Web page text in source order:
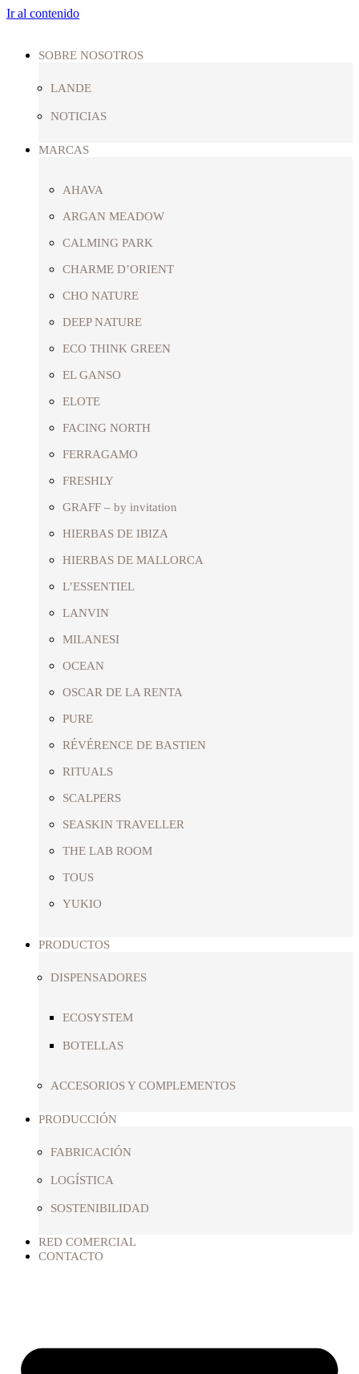
Ir al contenido
SOBRE NOSOTROS
LANDE
NOTICIAS
MARCAS
AHAVA
ARGAN MEADOW
CALMING PARK
CHARME D’ORIENT
CHO NATURE
DEEP NATURE
ECO THINK GREEN
EL GANSO
ELOTE
FACING NORTH
FERRAGAMO
FRESHLY
GRAFF – by invitation
HIERBAS DE IBIZA
HIERBAS DE MALLORCA
L’ESSENTIEL
LANVIN
MILANESI
OCEAN
OSCAR DE LA RENTA
PURE
RÉVÉRENCE DE BASTIEN
RITUALS
SCALPERS
SEASKIN TRAVELLER
THE LAB ROOM
TOUS
YUKIO
PRODUCTOS
DISPENSADORES
ECOSYSTEM
BOTELLAS
ACCESORIOS Y COMPLEMENTOS
PRODUCCIÓN
FABRICACIÓN
LOGÍSTICA
SOSTENIBILIDAD
RED COMERCIAL
CONTACTO